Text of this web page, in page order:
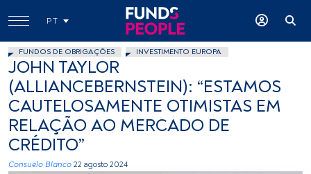
PT
FUNDOS DE OBRIGAÇÕES INVESTIMENTO EUROPA
JOHN TAYLOR
(ALLIANCEBERNSTEIN): “ESTAMOS
CAUTELOSAMENTE OTIMISTAS EM
RELAÇÃO AO MERCADO DE
CRÉDITO”
Consuelo Blanco 22 agosto 2024